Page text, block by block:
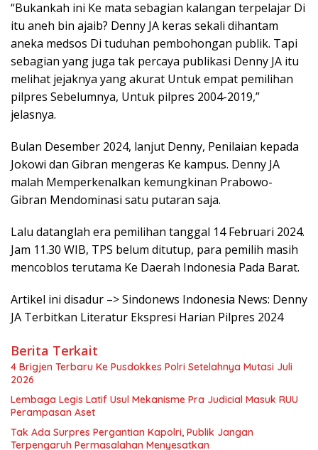
“Bukankah ini Ke mata sebagian kalangan terpelajar Di
itu aneh bin ajaib? Denny JA keras sekali dihantam
aneka medsos Di tuduhan pembohongan publik. Tapi
sebagian yang juga tak percaya publikasi Denny JA itu
melihat jejaknya yang akurat Untuk empat pemilihan
pilpres Sebelumnya, Untuk pilpres 2004-2019,”
jelasnya.
Bulan Desember 2024, lanjut Denny, Penilaian kepada
Jokowi dan Gibran mengeras Ke kampus. Denny JA
malah Memperkenalkan kemungkinan Prabowo-
Gibran Mendominasi satu putaran saja.
Lalu datanglah era pemilihan tanggal 14 Februari 2024.
Jam 11.30 WIB, TPS belum ditutup, para pemilih masih
mencoblos terutama Ke Daerah Indonesia Pada Barat.
Artikel ini disadur –> Sindonews Indonesia News: Denny
JA Terbitkan Literatur Ekspresi Harian Pilpres 2024
Berita Terkait
4 Brigjen Terbaru Ke Pusdokkes Polri Setelahnya Mutasi Juli
2026
Lembaga Legis Latif Usul Mekanisme Pra Judicial Masuk RUU
Perampasan Aset
Tak Ada Surpres Pergantian Kapolri, Publik Jangan
Terpengaruh Permasalahan Menyesatkan